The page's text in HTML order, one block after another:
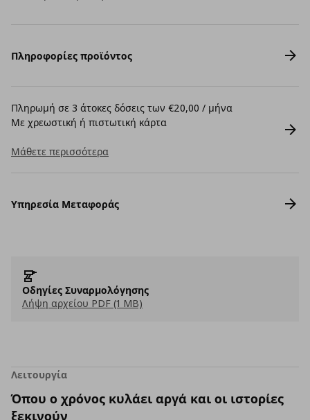
Πληροφορίες προϊόντος
Πληρωμή σε 3 άτοκες δόσεις των €20,00 / μήνα
Με χρεωστική ή πιστωτική κάρτα
Μάθετε περισσότερα
Υπηρεσία Μεταφοράς
Οδηγίες Συναρμολόγησης
Λήψη αρχείου PDF (1 MB)
Λειτουργία
Όπου ο χρόνος κυλάει αργά και οι ιστορίες
ξεκινούν